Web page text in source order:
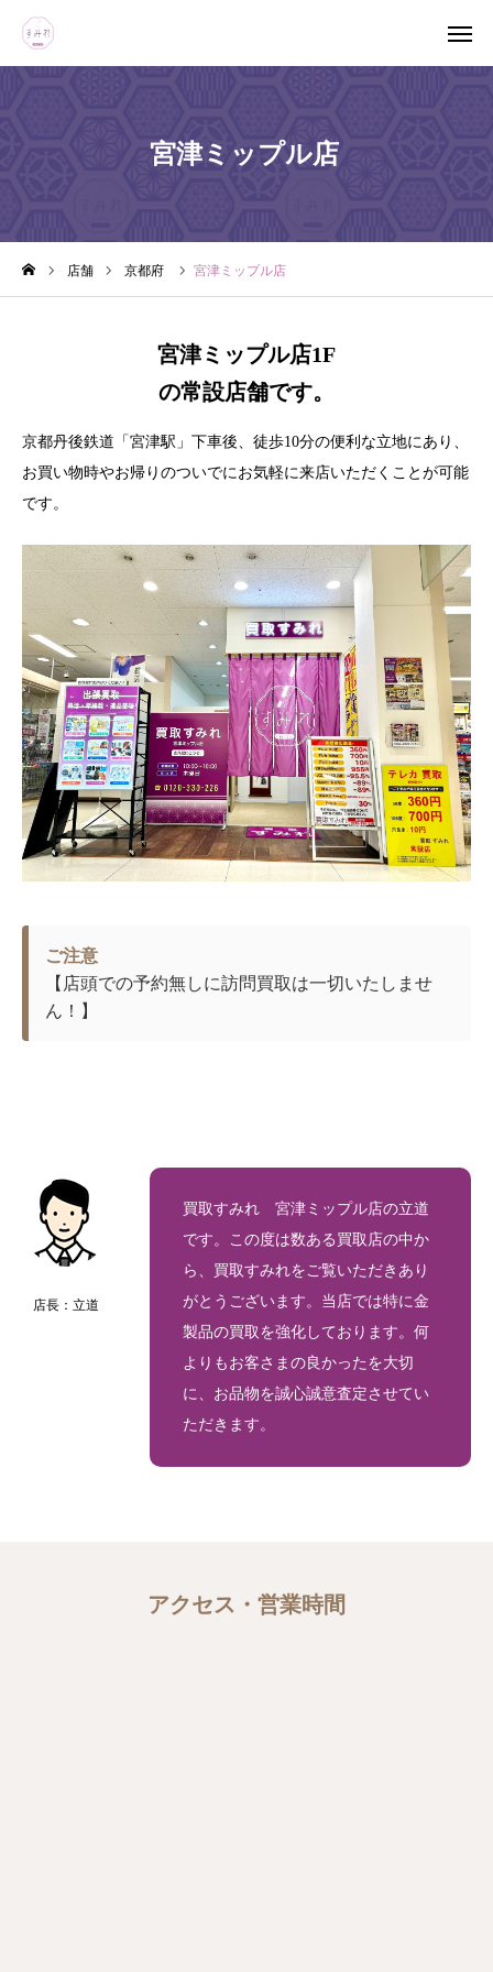
宮津ミップル店
店舗 京都府 宮津ミップル店
宮津ミップル店1F
の常設店舗です。
京都丹後鉄道「宮津駅」下車後、徒歩10分の便利な立地にあり、
お買い物時やお帰りのついでにお気軽に来店いただくことが可能
です。
ご注意
【店頭での予約無しに訪問買取は一切いたしませ
ん！】
店長：立道
買取すみれ 宮津ミップル店の立道
です。この度は数ある買取店の中か
ら、買取すみれをご覧いただきあり
がとうございます。当店では特に金
製品の買取を強化しております。何
よりもお客さまの良かったを大切
に、お品物を誠心誠意査定させてい
ただきます。
アクセス・営業時間
LINEでお問い合わせ 電話でお問い合わせ